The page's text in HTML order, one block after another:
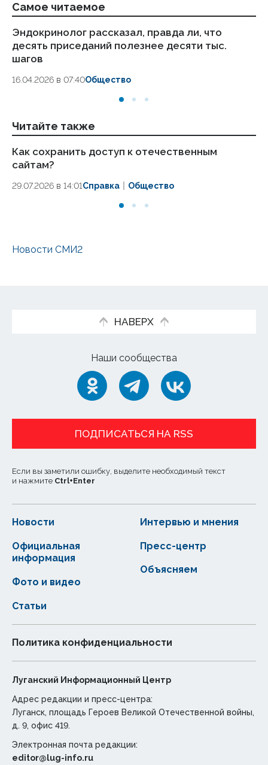
Самое читаемое
Эндокринолог рассказал, правда ли, что
десять приседаний полезнее десяти тыс.
шагов
16.04.2026 в 07:40Общество
Читайте также
Как сохранить доступ к отечественным
сайтам?
29.07.2026 в 14:01Справка Общество
Новости СМИ2
НАВЕРХ
Наши сообщества
ПОДПИСАТЬСЯ НА RSS
Если вы заметили ошибку, выделите необходимый текст
и нажмите Ctrl+Enter
Новости
Статьи
Официальная
информация
Интервью и мнения
Фото и видео
Пресс-центр
Объясняем
Политика конфиденциальности
Луганский Информационный Центр
Адрес редакции и пресс-центра:
Луганск, площадь Героев Великой Отечественной войны,
д. 9, офис 419.
Электронная почта редакции:
editor@lug-info.ru